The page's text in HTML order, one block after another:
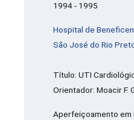
1994 - 1995
Hospital de
São José do Rio
Título: UTI
Orientador: Moacir F.
Aperfeiçoamento em